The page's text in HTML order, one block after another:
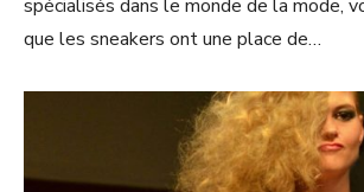
spécialisés dans le monde de la mode,
que les sneakers ont une place de…